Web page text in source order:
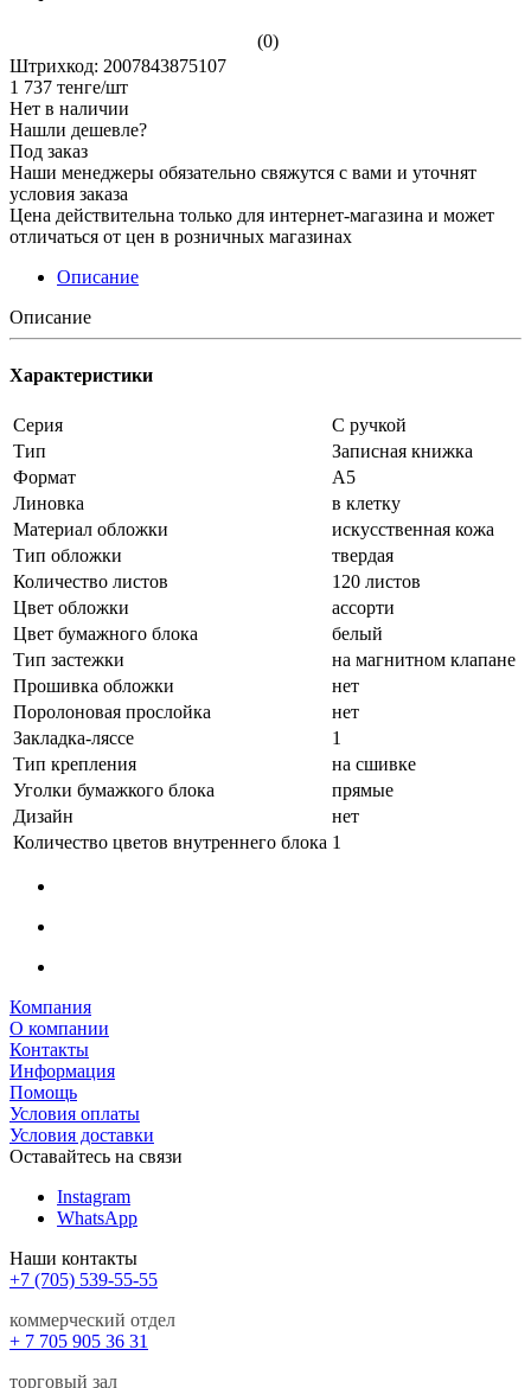
(0)
Штрихкод: 2007843875107
1 737 тенге/шт
Нет в наличии
Нашли дешевле?
Под заказ
Наши менеджеры обязательно свяжутся с вами и уточнят
условия заказа
Цена действительна только для интернет-магазина и может
отличаться от цен в розничных магазинах
Описание
Описание
Характеристики
Серия
С ручкой
Тип
Записная книжка
Формат
А5
Линовка
в клетку
Материал обложки
искусственная кожа
Тип обложки
твердая
Количество листов
120 листов
Цвет обложки
ассорти
Цвет бумажного блока
белый
Тип застежки
на магнитном клапане
Прошивка обложки
нет
Поролоновая прослойка
нет
Закладка-ляссе
1
Тип крепления
на сшивке
Уголки бумажкого блока
прямые
Дизайн
нет
Количество цветов внутреннего блока 1
Компания
О компании
Контакты
Информация
Помощь
Условия оплаты
Условия доставки
Оставайтесь на связи
Instagram
WhatsApp
Наши контакты
+7 (705) 539-55-55
коммерческий отдел
+ 7 705 905 36 31
торговый зал